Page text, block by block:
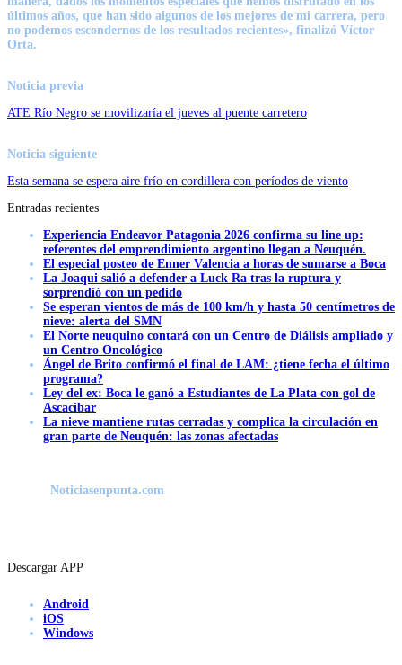
últimos años, que han sido algunos de los mejores de mi carrera, pero
no podemos escondernos de los resultados recientes», finalizó Víctor
Orta.
Noticia previa
ATE Río Negro se movilizaría el jueves al puente carretero
Noticia siguiente
Esta semana se espera aire frío en cordillera con períodos de viento
Entradas recientes
Experiencia Endeavor Patagonia 2026 confirma su line up:
referentes del emprendimiento argentino llegan a Neuquén.
El especial posteo de Enner Valencia a horas de sumarse a Boca
La Joaqui salió a defender a Luck Ra tras la ruptura y
sorprendió con un pedido
Se esperan vientos de más de 100 km/h y hasta 50 centímetros de
nieve: alerta del SMN
El Norte neuquino contará con un Centro de Diálisis ampliado y
un Centro Oncológico
Ángel de Brito confirmó el final de LAM: ¿tiene fecha el último
programa?
Ley del ex: Boca le ganó a Estudiantes de La Plata con gol de
Ascacibar
La nieve mantiene rutas cerradas y complica la circulación en
gran parte de Neuquén: las zonas afectadas
Noticiasenpunta.com
Descargar APP
Android
iOS
Windows